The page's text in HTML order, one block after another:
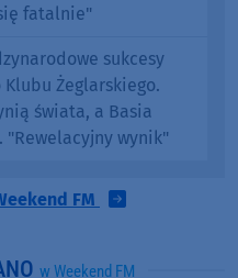
fatalnie"
sukcesy
Żeglarskiego.
świata, a Basia
"Rewelacyjny wynik"
FM
w Weekend FM